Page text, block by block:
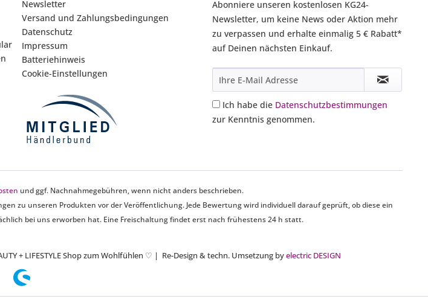
Newsletter
Versand und Zahlungsbedingungen
Datenschutz
Impressum
Batteriehinweis
Cookie-Einstellungen
Abonniere unseren kostenlosen KG24-
Newsletter, um keine News oder Aktion mehr
zu verpassen und erhalte einmalig 5 € Rabatt*
auf Deinen nächsten Einkauf.
Ich habe die Datenschutzbestimmungen
zur Kenntnis genommen.
und ggf. Nachnahmegebühren, wenn nicht anders beschrieben.
zu unseren Produkten vor der Veröffentlichung. Jede Bewertung wird individuell darauf geprüft, ob diese ein
bei uns erworben hat. Eine Freischaltung findet erst nach frühestens 24 h statt.
+ LIFESTYLE Shop zum Wohlfühlen ♡ | Re-Design & techn. Umsetzung byelectric DESIGN